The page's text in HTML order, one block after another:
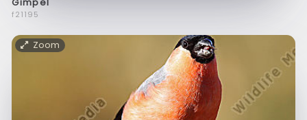
f21195
Zoom